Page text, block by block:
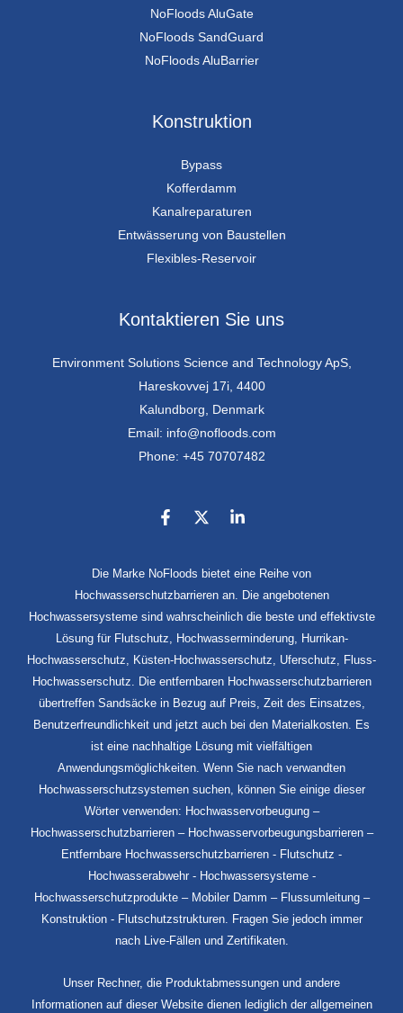
NoFloods AluGate
NoFloods SandGuard
NoFloods AluBarrier
Konstruktion
Bypass
Kofferdamm
Kanalreparaturen
Entwässerung von Baustellen
Flexibles-Reservoir
Kontaktieren Sie uns
Environment Solutions Science and Technology ApS,
Hareskovvej 17i, 4400
Kalundborg, Denmark
Email: info@nofloods.com
Phone: +45 70707482
Die Marke NoFloods bietet eine Reihe von
Hochwasserschutzbarrieren an. Die angebotenen
Hochwassersysteme sind wahrscheinlich die beste und effektivste
Lösung für Flutschutz, Hochwasserminderung, Hurrikan-
Hochwasserschutz, Küsten-Hochwasserschutz, Uferschutz, Fluss-
Hochwasserschutz. Die entfernbaren Hochwasserschutzbarrieren
übertreffen Sandsäcke in Bezug auf Preis, Zeit des Einsatzes,
Benutzerfreundlichkeit und jetzt auch bei den Materialkosten. Es
ist eine nachhaltige Lösung mit vielfältigen
Anwendungsmöglichkeiten. Wenn Sie nach verwandten
Hochwasserschutzsystemen suchen, können Sie einige dieser
Wörter verwenden: Hochwasservorbeugung –
Hochwasserschutzbarrieren – Hochwasservorbeugungsbarrieren –
Entfernbare Hochwasserschutzbarrieren - Flutschutz -
Hochwasserabwehr - Hochwassersysteme -
Hochwasserschutzprodukte – Mobiler Damm – Flussumleitung –
Konstruktion - Flutschutzstrukturen. Fragen Sie jedoch immer
nach Live-Fällen und Zertifikaten.
Unser Rechner, die Produktabmessungen und andere
Informationen auf dieser Website dienen lediglich der allgemeinen